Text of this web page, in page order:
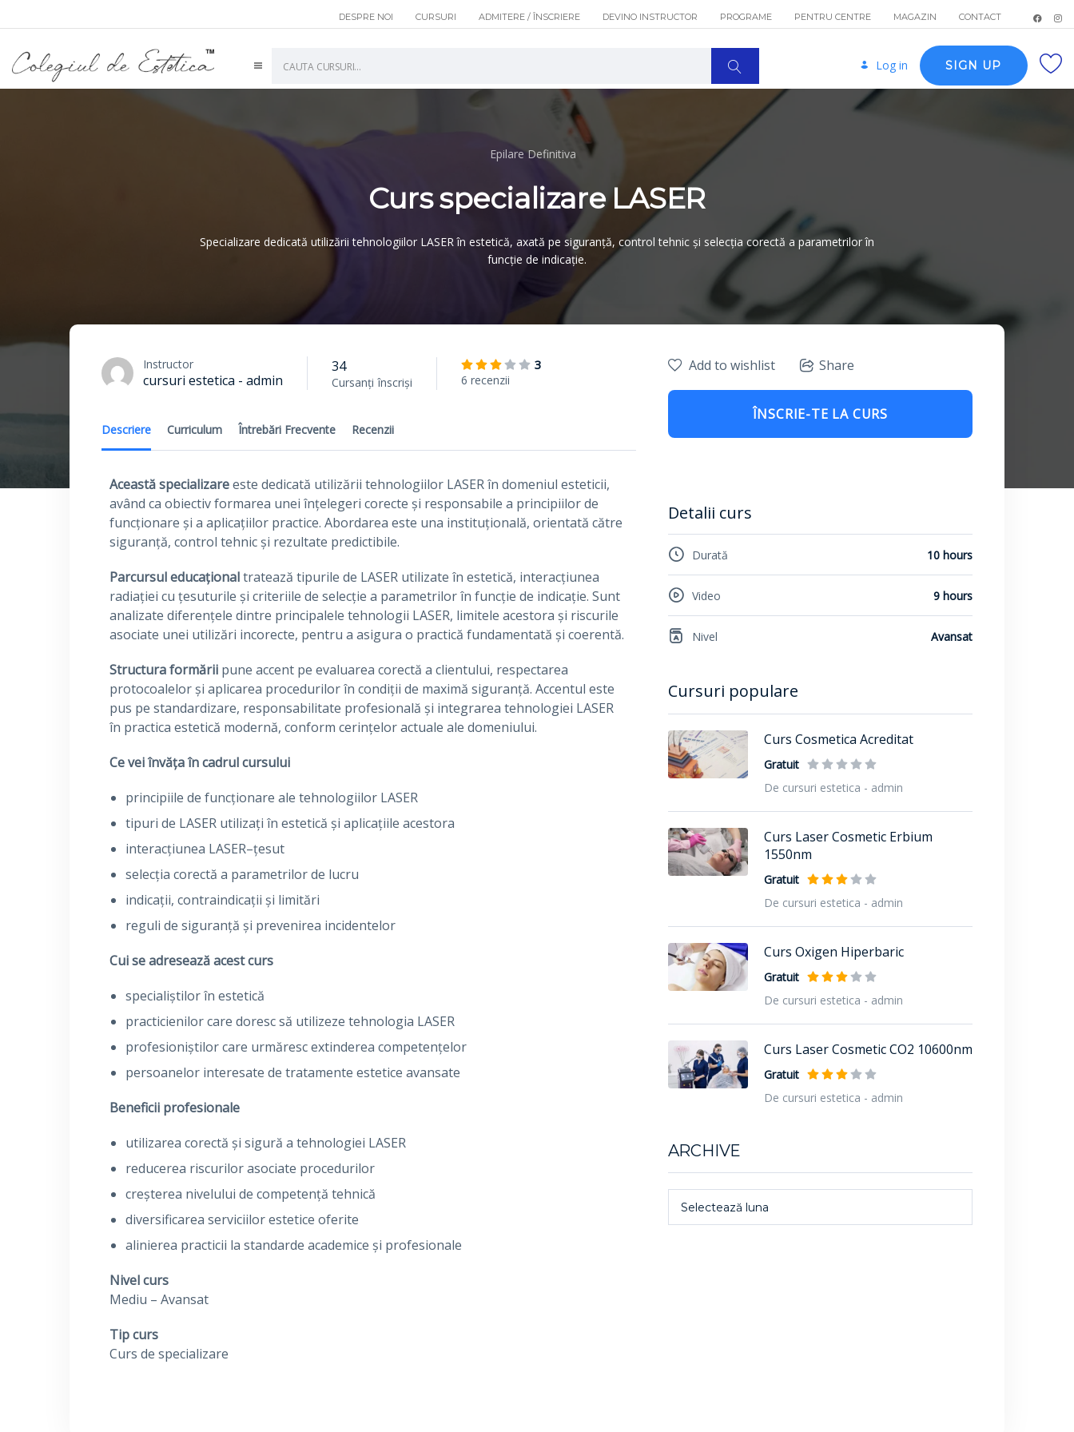
DESPRE NOI CURSURI ADMITERE / ÎNSCRIERE DEVINO INSTRUCTOR PROGRAME PENTRU CENTRE MAGAZIN CONTACT
Log in SIGN UP
Epilare Definitiva
Curs specializare LASER
Specializare dedicată utilizării tehnologiilor LASER în estetică, axată pe siguranță, control tehnic și selecția corectă a parametrilor în
funcție de indicație.
Instructor
cursuri estetica - admin
34
Cursanți înscriși
3
6 recenzii
Descriere Curriculum Întrebări Frecvente Recenzii
Această specializareeste dedicată utilizării tehnologiilor LASER în domeniul esteticii,
având ca obiectiv formarea unei înțelegeri corecte și responsabile a principiilor de
funcționare și a aplicațiilor practice. Abordarea este una instituțională, orientată către
siguranță, control tehnic și rezultate predictibile.
Parcursul educaționaltratează tipurile de LASER utilizate în estetică, interacțiunea
radiației cu țesuturile și criteriile de selecție a parametrilor în funcție de indicație. Sunt
analizate diferențele dintre principalele tehnologii LASER, limitele acestora și riscurile
asociate unei utilizări incorecte, pentru a asigura o practică fundamentată și coerentă.
Structura formării pune accent pe evaluarea corectă a clientului, respectarea
protocoalelor și aplicarea procedurilor în condiții de maximă siguranță. Accentul este
pus pe standardizare, responsabilitate profesională și integrarea tehnologiei LASER
în practica estetică modernă, conform cerințelor actuale ale domeniului.
Ce vei învăța în cadrul cursului
principiile de funcționare ale tehnologiilor LASER
tipuri de LASER utilizați în estetică și aplicațiile acestora
interacțiunea LASER–țesut
selecția corectă a parametrilor de lucru
indicații, contraindicații și limitări
reguli de siguranță și prevenirea incidentelor
Cui se adresează acest curs
specialiștilor în estetică
practicienilor care doresc să utilizeze tehnologia LASER
profesioniștilor care urmăresc extinderea competențelor
persoanelor interesate de tratamente estetice avansate
Beneficii profesionale
utilizarea corectă și sigură a tehnologiei LASER
reducerea riscurilor asociate procedurilor
creșterea nivelului de competență tehnică
diversificarea serviciilor estetice oferite
alinierea practicii la standarde academice și profesionale
Nivel curs
Mediu – Avansat
Tip curs
Curs de specializare
Add to wishlist Share
ÎNSCRIE-TE LA CURS
Detalii curs
Durată 10 hours
Video 9 hours
Nivel Avansat
Cursuri populare
Curs Cosmetica Acreditat
Gratuit
De cursuri estetica - admin
Curs Laser Cosmetic Erbium
1550nm
Gratuit
De cursuri estetica - admin
Curs Oxigen Hiperbaric
Gratuit
De cursuri estetica - admin
Curs Laser Cosmetic CO2 10600nm
Gratuit
De cursuri estetica - admin
ARCHIVE
Selectează luna